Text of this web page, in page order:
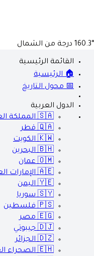
160.3° درجة من الشمال
القائمة الرئيسية
🏠 الرئيسية
📅 محول التاريخ
الدول العربية
🇸🇦 المملكة
🇶🇦 قطر
🇰🇼 الكويت
🇧🇭 البحرين
🇴🇲 عمان
🇦🇪 الإمارات
🇾🇪 اليمن
🇸🇾 سوريا
🇵🇸 فلسطين
🇪🇬 مصر
🇩🇯 جيبوتي
🇩🇿 الجزائر
🇪🇭 الصحراء